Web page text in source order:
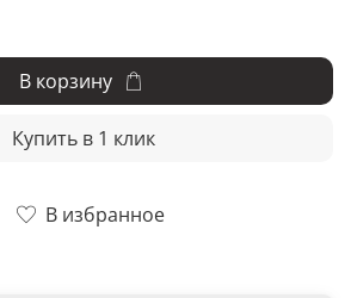
В избранное
В корзину
Купить в 1 клик